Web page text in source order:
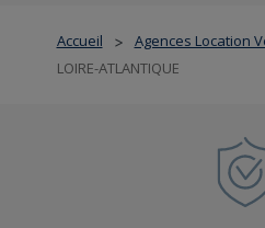
Accueil > Agences Location
LOIRE-ATLANTIQUE